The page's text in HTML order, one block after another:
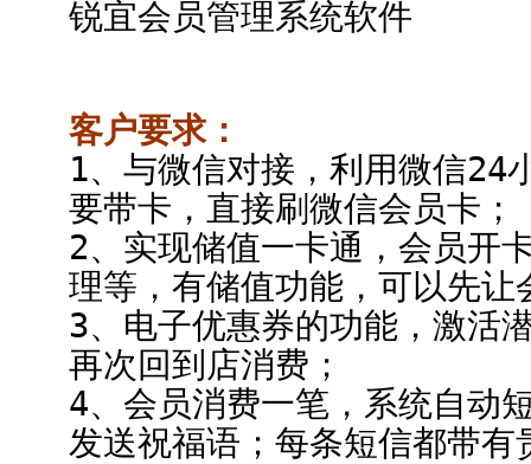
客户要求：
1、与微信对接，利用微信24
要带卡，直接刷微信会员卡；
2、实现储值一卡通，会员开
理等，有储值功能，可以先
3、电子优惠券的功能，激活
再次回到店消费；
4、会员消费一笔，系统自动
发送祝福语；每条短信都带